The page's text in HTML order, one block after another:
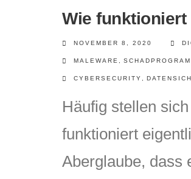
Wie
NOVEMBER 8, 2020
MALEWARE
CYBERSECURITY
Häufig stellen
funktioniert
Aberglaube, dass